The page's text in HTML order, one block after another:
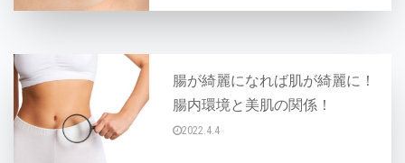
腸が綺麗になれば肌が綺麗に！
腸内環境と美肌の関係！
2022.4.4